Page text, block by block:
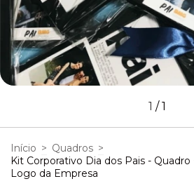
1 /1
Início > Quadros >
Kit Corporativo Dia dos Pais -
Logo da Empresa